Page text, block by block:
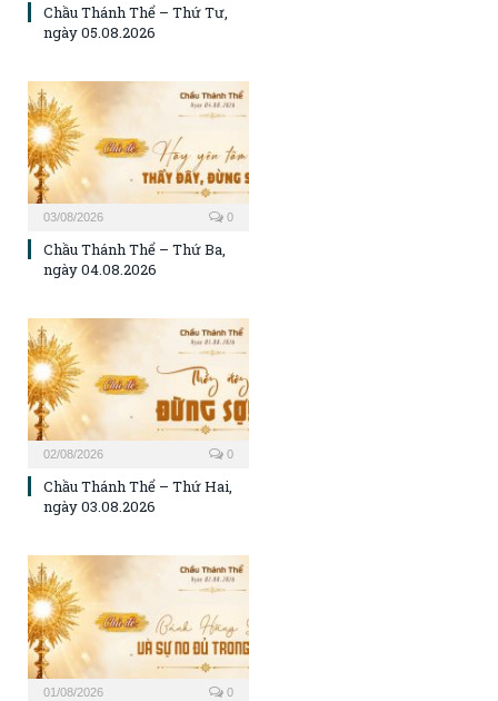
Chầu Thánh Thể – Thứ Tư,
ngày 05.08.2026
03/08/2026 0
Chầu Thánh Thể – Thứ Ba,
ngày 04.08.2026
02/08/2026 0
Chầu Thánh Thể – Thứ Hai,
ngày 03.08.2026
01/08/2026 0